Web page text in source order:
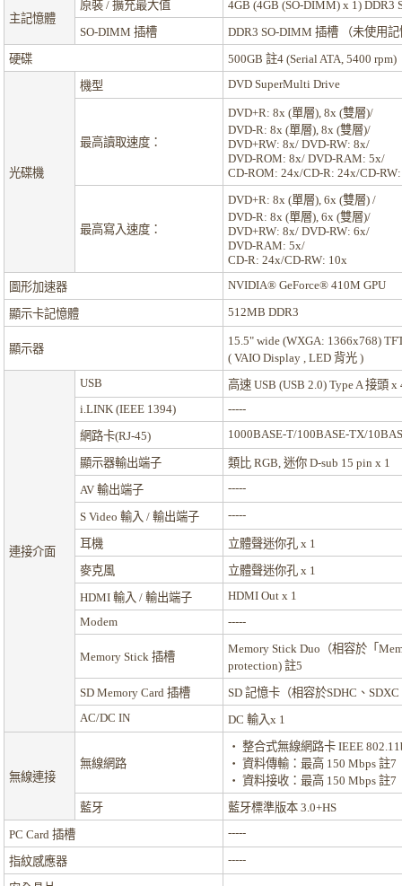
主記憶體
原裝 / 擴充最大值
4GB (4GB (SO-DIMM) x 1) DDR3
SO-DIMM 插槽
DDR3 SO-DIMM 插槽 （未使用
硬碟
500GB 註4 (Serial ATA, 5400 rpm)
光碟機
機型 DVD SuperMulti Drive
最高讀取速度：
DVD+R: 8x (單層), 8x (雙層)/
DVD-R: 8x (單層), 8x (雙層)/
DVD+RW: 8x/ DVD-RW: 8x/
DVD-ROM: 8x/ DVD-RAM: 5x/
CD-ROM: 24x/CD-R: 24x/CD-
最高寫入速度：
DVD+R: 8x (單層), 6x (雙層) /
DVD-R: 8x (單層), 6x (雙層)/
DVD+RW: 8x/ DVD-RW: 6x/
DVD-RAM: 5x/
CD-R: 24x/CD-RW: 10x
圖形加速器
NVIDIA® GeForce® 410M GPU
顯示卡記憶體 512MB DDR3
顯示器
15.5" wide (WXGA: 1366x768)
( VAIO Display , LED 背光 )
連接介面
USB
高速 USB (USB 2.0) Type A 接頭 x
i.LINK (IEEE 1394)
-----
網路卡(RJ-45)
1000BASE-T/100BASE-TX/
顯示器輸出端子
類比 RGB, 迷你 D-sub 15 pin x 1
AV 輸出端子
-----
S Video 輸入 / 輸出端子 -----
耳機
立體聲迷你孔 x 1
麥克風
立體聲迷你孔 x 1
HDMI 輸入 / 輸出端子
HDMI Out x 1
Modem
-----
Memory Stick 插槽
Memory Stick Duo（相容於「
protection) 註5
SD Memory Card 插槽
SD 記憶卡（相容於SDHC、
AC/DC IN
DC 輸入x 1
無線連接
無線網路
・ 整合式無線網路卡 IEEE
・ 資料傳輸：最高 150 Mbps 註7
・ 資料接收：最高 150 Mbps 註7
藍牙
藍牙標準版本 3.0+HS
PC Card 插槽
-----
指紋感應器 -----